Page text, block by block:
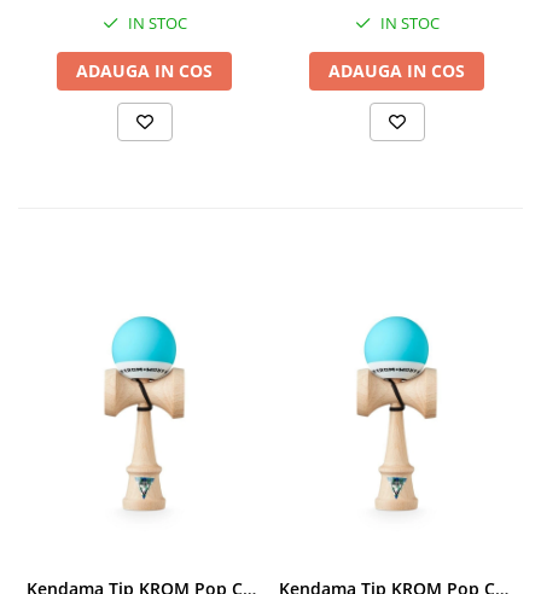
IN STOC
ADAUGA IN COS
IN STOC
ADAUGA IN COS
Kendama Tip KROM Pop Chrome Pop LOL Clear, Sky Blue Kendama Tip KROM Pop Chrome Pop LOL Clear, Sky Blue